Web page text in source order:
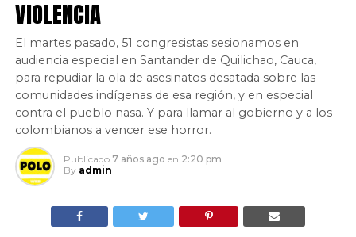
VIOLENCIA
El martes pasado, 51 congresistas sesionamos en
audiencia especial en Santander de Quilichao, Cauca,
para repudiar la ola de asesinatos desatada sobre las
comunidades indígenas de esa región, y en especial
contra el pueblo nasa. Y para llamar al gobierno y a los
colombianos a vencer ese horror.
Publicado 7 años ago en 2:20 pm
By admin